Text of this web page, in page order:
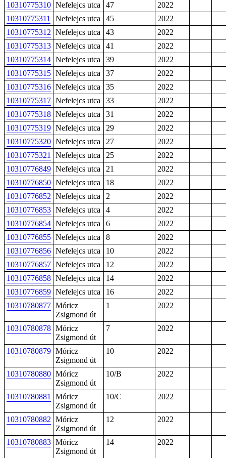
10310775310 Nefelejcs utca 47
2022
10310775311
Nefelejcs utca 45
2022
10310775312 Nefelejcs utca 43
2022
10310775313 Nefelejcs utca 41
2022
10310775314 Nefelejcs utca 39
2022
10310775315 Nefelejcs utca 37
2022
10310775316 Nefelejcs utca 35
2022
10310775317 Nefelejcs utca 33
2022
10310775318 Nefelejcs utca 31
2022
10310775319 Nefelejcs utca 29
2022
10310775320 Nefelejcs utca 27
2022
10310775321
Nefelejcs utca 25
2022
10310776849 Nefelejcs utca 21
2022
10310776850 Nefelejcs utca 18
2022
10310776852 Nefelejcs utca 2
2022
10310776853 Nefelejcs utca 4
2022
10310776854 Nefelejcs utca 6
2022
10310776855 Nefelejcs utca 8
2022
10310776856 Nefelejcs utca 10
2022
10310776857 Nefelejcs utca 12
2022
10310776858 Nefelejcs utca 14
2022
10310776859 Nefelejcs utca 16
2022
10310780877 Móricz
Zsigmond út
1 2022
10310780878 Móricz
Zsigmond út
7 2022
10310780879 Móricz
Zsigmond út
10 2022
10310780880 Móricz
Zsigmond út
10/B 2022
10310780881
Móricz
Zsigmond út
10/C 2022
10310780882 Móricz
Zsigmond út
12 2022
10310780883 Móricz
Zsigmond út
14 2022